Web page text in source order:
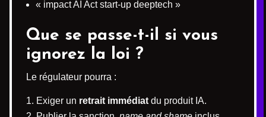
« impact AI Act start-up deeptech »
Que se passe-t-il si vous
ignorez la loi ?
Le régulateur pourra :
Exiger un retrait immédiat du produit IA.